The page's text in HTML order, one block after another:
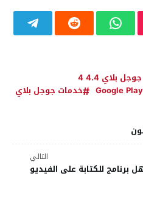
بلاي 4.4 4
خدمات جوجل بلاي
التالي
برنامج للكتابة على الفيديو